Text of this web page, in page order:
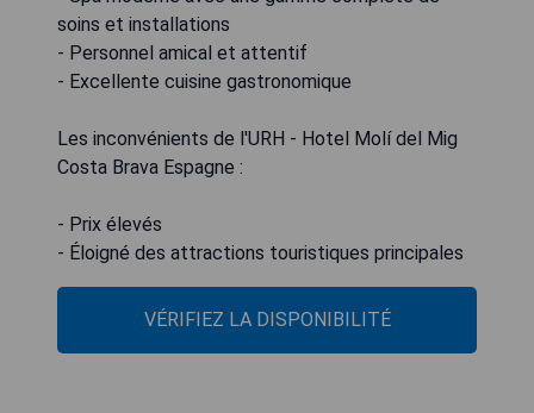
soins et installations
- Personnel amical et attentif
- Excellente cuisine gastronomique
Les inconvénients de l'URH - Hotel Molí del Mig
Costa Brava Espagne :
- Prix élevés
- Éloigné des attractions touristiques principales
VÉRIFIEZ LA DISPONIBILITÉ